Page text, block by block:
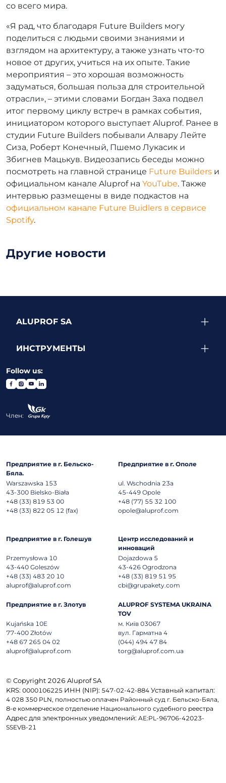
со всего мира.
«Я рад, что благодаря Future Builders могу
поделиться с людьми своими знаниями и
взглядом на архитектуру, а также узнать что-то
новое от других, учиться на их опыте. Такие
мероприятия – это хорошая возможность
задуматься, большая польза для строительной
отрасли», – этими словами Богдан Заха подвел
итог первому циклу встреч в рамках события,
инициатором которого выступает Aluprof. Ранее в
студии Future Builders побывали Алвару Лейте
Сиза, Роберт Конечный, Пшемо Лукасик и
Збигнев Мацькув. Видеозапись беседы можно
посмотреть на главной странице Future Builders и
официальном канале Aluprof на YouTube. Также
интервью размещены в виде подкастов на
официальном канале Future Buidlers в сервисе
Spotify.
Другие новости
ALUPROF SA
ИНСТРУМЕНТЫ
Follow us:
Член:
Предприятие в г. Бельско-
Бяла.
Warszawska 153
43-300 Bielsko-Biała
+48 (33) 819 53 00
+48 (33) 822 05 12 (fax)
Предприятие в г. Ополе
ul. Wschodnia 23a
45-449 Opole
+48 (77) 55 32 100
opole@aluprof.com
Предприятие в г. Голешув
Przemysłowa 10
43-440 Goleszów
+48 (33) 483 20 10
aluprof@aluprof.com
Центр исследований и
инноваций
Dojazdowa 5
43-426 Ogrodzona
+48 (33) 819 51 95
cbi@grupakety.com
Предприятие в г. Злотув
Kujańska 10E
77-400 Złotów
+48 67 265 04 02
aluprof@aluprof.com
ALUPROF SYSTEMA UKRAINA
TOV
м. Київ 03067
вул. Гарматна 4
(044) 494 47 84
torg@aluprof.com.ua
© Copyright 2026 Aluprof SA
KRS: 0000106225 ИНН (NIP): 547-02-42-884 Уставный капитал:
4 028 350 PLN, полностью оплачен Районный суд г. Бельско-Бяла,
8-е коммерческое отделение Национального судебного реестра
Адрес для электронных уведомлений: AE:PL-96706-42023-
SSEVB-21